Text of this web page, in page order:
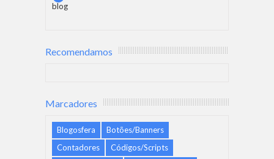
blog
Recomendamos
Marcadores
Blogosfera
Botões/Banners
Contadores
Códigos/Scripts